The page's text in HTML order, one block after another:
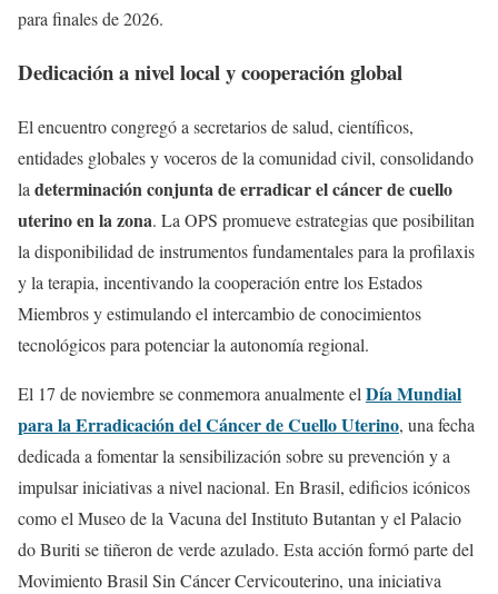
para finales de 2026.
Dedicación a nivel local y cooperación global
El encuentro congregó a secretarios de salud, científicos,
entidades globales y voceros de la comunidad civil, consolidando
la determinación conjunta de erradicar el cáncer de cuello
uterino en la zona. La OPS promueve estrategias que posibilitan
la disponibilidad de instrumentos fundamentales para la profilaxis
y la terapia, incentivando la cooperación entre los Estados
Miembros y estimulando el intercambio de conocimientos
tecnológicos para potenciar la autonomía regional.
El 17 de noviembre se conmemora anualmente el Día Mundial
para la Erradicación del Cáncer de Cuello Uterino, una fecha
dedicada a fomentar la sensibilización sobre su prevención y a
impulsar iniciativas a nivel nacional. En Brasil, edificios icónicos
como el Museo de la Vacuna del Instituto Butantan y el Palacio
do Buriti se tiñeron de verde azulado. Esta acción formó parte del
Movimiento Brasil Sin Cáncer Cervicouterino, una iniciativa